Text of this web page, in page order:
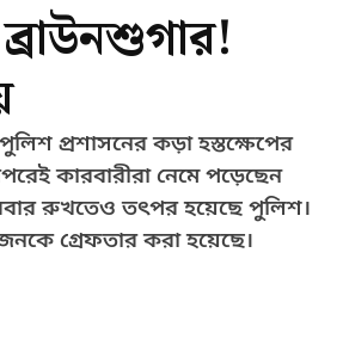
প্রশাসনের কড়া হস্তক্ষেপের
কারবারীরা নেমে পড়েছেন
রুখতেও তৎপর হয়েছে পুলিশ।
গ্রেফতার করা হয়েছে।